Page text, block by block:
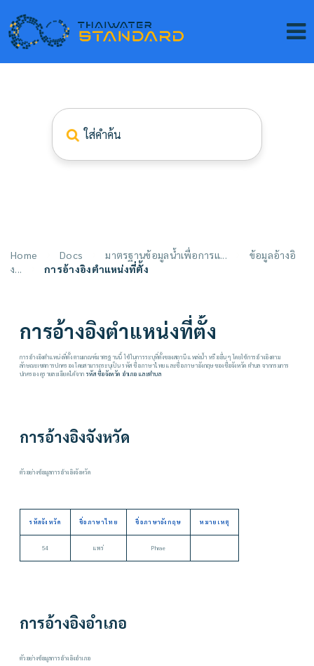
Home Docs มาตรฐานข้อมูลน้ำเพื่อการแ...
ข้อมูลอ้างอิ
ง...
การอ้างอิงตำแหน่งที่ตั้ง
การอ้างอิงตำแหน่งที่ตั้ง
การอ้างอิงตำแหน่งที่ตั้ง ตามเกณฑ์มาตรฐานนี้ ใช้ในการระบุที่ตั้งของสถานี แหล่งน้ำ หรืออื่นๆ โดยใช้การอ้างอิงตาม
ลักษณะเขตการปกครอง โดยสามารถระบุเป็น รหัส ชื่อภาษาไทย และชื่อภาษาอังกฤษของชื่อจังหวัด ตำบล จากกรมการ
ปกครอง ดูรายละเอียดได้จาก รหัส ชื่อจังหวัด อำเภอ และตำบล
การอ้างอิงจังหวัด
ตัวอย่างข้อมูลการอ้างอิงจังหวัด
รหัสจังหวัด ชื่อภาษาไทย ชื่อภาษาอังกฤษ หมายเหตุ
54 แพร่ Phrae
การอ้างอิงอำเภอ
ตัวอย่างข้อมูลการอ้างอิงอำเภอ